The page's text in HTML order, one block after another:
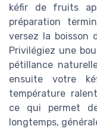
kéfir de fruits
préparation
versez la boisson
Privilégiez une
pétillance
ensuite votre
température
ce qui permet
longtemps,